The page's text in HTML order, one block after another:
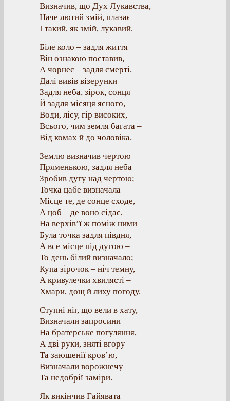
Визначив, що Дух Лукавства,
Наче лютий змій, плазає
І такий, як змій, лукавий.
Біле коло – задля життя
Він ознакою поставив,
А чорнеє – задля смерті.
Далі вивів візерунки
Задля неба, зірок, сонця
Й задля місяця ясного,
Води, лісу, гір високих,
Всього, чим земля багата –
Від комах й до чоловіка.
Землю визначив чертою
Пряменькою, задля неба
Зробив дугу над чертою;
Точка цабе визначала
Місце те, де сонце сходе,
А цоб – де воно сідає.
На верхів’ї ж поміж ними
Була точка задля півдня,
А все місце під дугою –
То день білий визначало;
Купа зірочок – ніч темну,
А кривулечки хвилясті –
Хмари, дощ й лиху погоду.
Ступні ніг, що вели в хату,
Визначали запросини
На братерське погуляння,
А дві руки, зняті вгору
Та заюшенії кров’ю,
Визначали ворожнечу
Та недобрії заміри.
Як викінчив Гайявата